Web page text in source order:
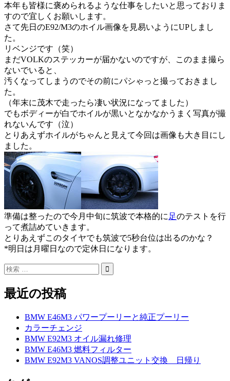
本年も皆様に褒められるような仕事をしたいと思っておりま
すので宜しくお願いします。
さて先日のE92/M3のホイル画像を見易いようにUPしまし
た。
リベンジです（笑）
まだVOLKのステッカーが届かないのですが、このまま撮ら
ないでいると、
汚くなってしまうのでその前にパシゃっと撮っておきまし
た。
（年末に茂木で走ったら凄い状況になってました）
でもボディーが白でホイルが黒いとなかなかうまく写真が撮
れないんです（泣）
とりあえずホイルがちゃんと見えて今回は画像も大き目にし
ました。
準備は整ったので今月中旬に筑波で本格的に 足のテストを行
って煮詰めていきます。
とりあえずこのタイヤでも筑波で5秒台位は出るのかな？
*明日は月曜日なので定休日になります。
最近の投稿
BMW E46M3 パワープーリーと純正プーリー
カラーチェンジ
BMW E92M3 オイル漏れ修理
BMW E46M3 燃料フィルター
BMW E92M3 VANOS調整ユニット交換 日帰り